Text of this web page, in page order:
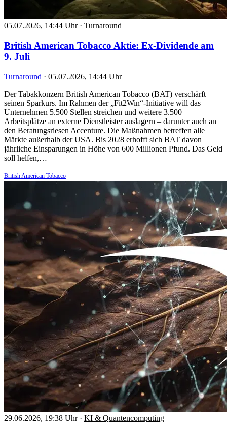
05.07.2026, 14:44 Uhr · Turnaround
British American Tobacco Aktie: Ex-Dividende am
9. Juli
Turnaround · 05.07.2026, 14:44 Uhr
Der Tabakkonzern British American Tobacco (BAT) verschärft
seinen Sparkurs. Im Rahmen der „Fit2Win“-Initiative will das
Unternehmen 5.500 Stellen streichen und weitere 3.500
Arbeitsplätze an externe Dienstleister auslagern – darunter auch an
den Beratungsriesen Accenture. Die Maßnahmen betreffen alle
Märkte außerhalb der USA. Bis 2028 erhofft sich BAT davon
jährliche Einsparungen in Höhe von 600 Millionen Pfund. Das Geld
soll helfen,…
British American Tobacco
29.06.2026, 19:38 Uhr · KI & Quantencomputing